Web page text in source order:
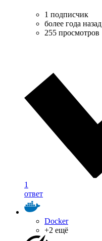
1 подписчик
более года назад
255 просмотров
1
ответ
Docker
+2 ещё